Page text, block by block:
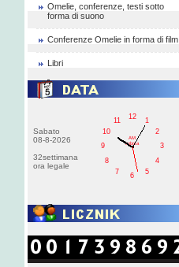
Omelie, conferenze, testi sotto
forma di suono
Conferenze Omelie in forma di film
Libri
Sabato
08-8-2026
32settimana
ora legale
1
2
3
4
5
6
7
8
9
10
11
12
AM
sobota